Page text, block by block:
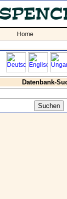
Home
Datenbank-